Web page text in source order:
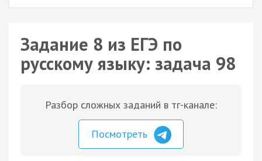
Задание 8 из ЕГЭ по
русскому языку: задача 98
Разбор сложных заданий в тг-канале:
Посмотреть